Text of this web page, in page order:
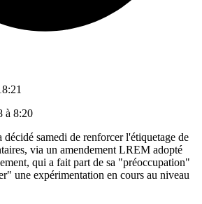
à 8:20
samedi de renforcer l'étiquetage de
via un amendement LREM adopté
qui a fait part de sa "préoccupation"
une expérimentation en cours au niveau